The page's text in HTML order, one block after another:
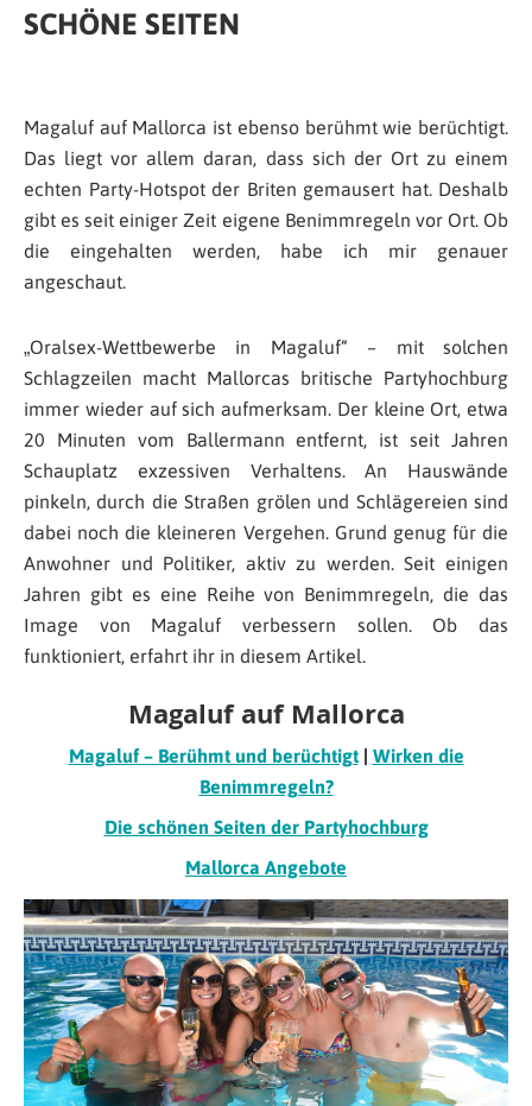
SCHÖNE SEITEN
Magaluf auf Mallorca ist ebenso berühmt wie berüchtigt.
Das liegt vor allem daran, dass sich der Ort zu einem
echten Party-Hotspot der Briten gemausert hat. Deshalb
gibt es seit einiger Zeit eigene Benimmregeln vor Ort. Ob
die eingehalten werden, habe ich mir genauer
angeschaut.
„Oralsex-Wettbewerbe in Magaluf“ – mit solchen
Schlagzeilen macht Mallorcas britische Partyhochburg
immer wieder auf sich aufmerksam. Der kleine Ort, etwa
20 Minuten vom Ballermann entfernt, ist seit Jahren
Schauplatz exzessiven Verhaltens. An Hauswände
pinkeln, durch die Straßen grölen und Schlägereien sind
dabei noch die kleineren Vergehen. Grund genug für die
Anwohner und Politiker, aktiv zu werden. Seit einigen
Jahren gibt es eine Reihe von Benimmregeln, die das
Image von Magaluf verbessern sollen. Ob das
funktioniert, erfahrt ihr in diesem Artikel.
Magaluf auf Mallorca
Magaluf – Berühmt und berüchtigt| Wirken die
Benimmregeln?
Die schönen Seiten der Partyhochburg
Mallorca Angebote